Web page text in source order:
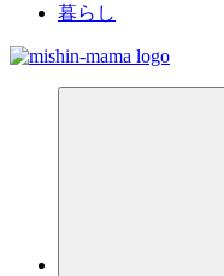
暮らし